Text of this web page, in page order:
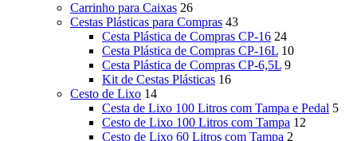
Carrinho para Caixas 26
Cestas Plásticas para Compras 43
Cesta Plástica de Compras CP-16 24
Cesta Plástica de Compras CP-16L 10
Cesta Plástica de Compras CP-6,5L 9
Kit de Cestas Plásticas 16
Cesto de Lixo 14
Cesta de Lixo 100 Litros com Tampa e Pedal 5
Cesto de Lixo 100 Litros com Tampa 12
Cesto de Lixo 60 Litros com Tampa 2